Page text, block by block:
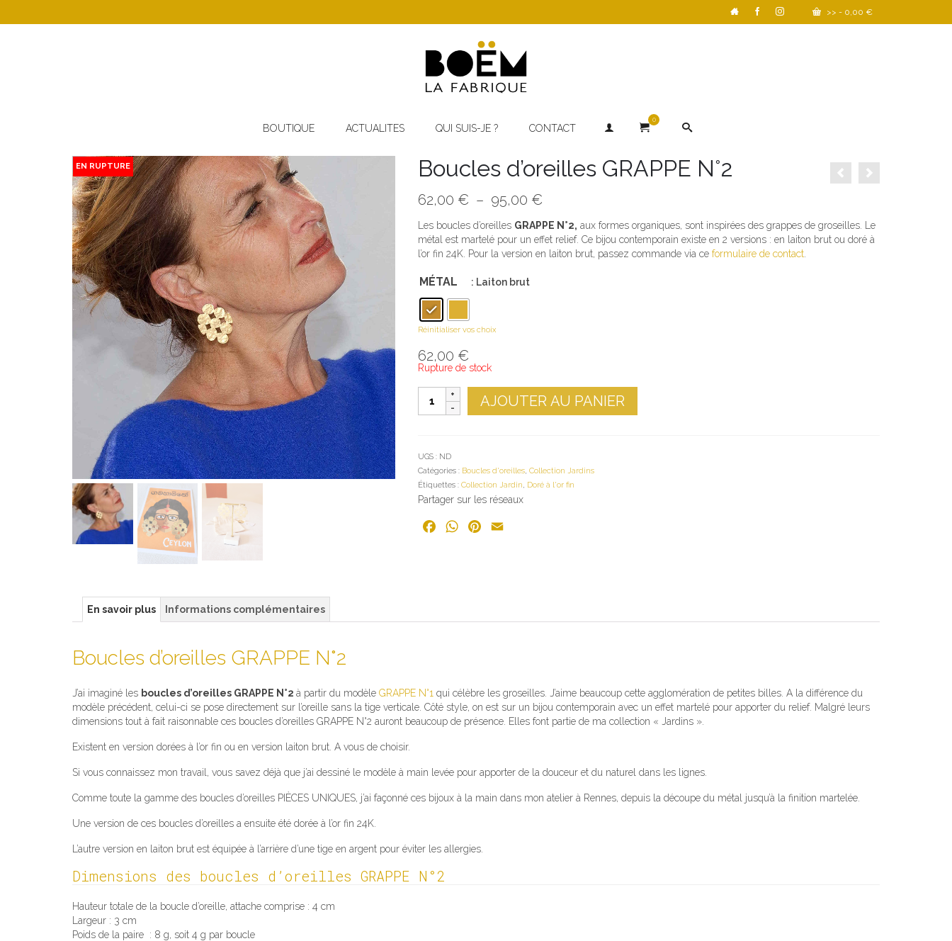
>> - 0,00 €
BOUTIQUE ACTUALITES QUI SUIS-JE ? CONTACT
0
EN RUPTURE Boucles d’oreilles GRAPPE N°2
62,00 € – 95,00 €Plage
prix :
62,00 €
à
Les boucles d’oreilles GRAPPE N°2, aux formes organiques, sont inspirées des grappes de groseilles. Le
métal est martelé pour un effet relief. Ce bijou contemporain existe en 2 versions : en laiton brut ou doré à
l’or fin 24K. Pour la version en laiton brut, passez commande via ce formulaire de contact.
MÉTAL : Laiton brut
Réinitialiser vos choix
62,00 €
Rupture de stock
quantité
de
AJOUTER AU PANIER
UGS : ND
Catégories : Boucles d'oreilles, Collection Jardins
Étiquettes : Collection Jardin, Doré à l'or fin
Partager sur les réseaux
FacebookWhatsApp
Pinterest
En savoir plus Informations complémentaires
Boucles d’oreilles GRAPPE N°2
J’ai imaginé les boucles d’oreilles GRAPPE N°2 à partir du modèle GRAPPE N°1 qui célèbre les groseilles. J’aime beaucoup cette agglomération de petites billes. A la différence du
modèle précédent, celui-ci se pose directement sur l’oreille sans la tige verticale. Côté style, on est sur un bijou contemporain avec un effet martelé pour apporter du relief. Malgré leurs
dimensions tout à fait raisonnable ces boucles d’oreilles GRAPPE N°2 auront beaucoup de présence. Elles font partie de ma collection « Jardins ».
Existent en version dorées à l’or fin ou en version laiton brut. A vous de choisir.
Si vous connaissez mon travail, vous savez déjà que j’ai dessiné le modèle à main levée pour apporter de la douceur et du naturel dans les lignes.
Comme toute la gamme des boucles d’oreilles PIÈCES UNIQUES, j’ai façonné ces bijoux à la main dans mon atelier à Rennes, depuis la découpe du métal jusqu’à la finition martelée.
Une version de ces boucles d’oreilles a ensuite été dorée à l’or fin 24K.
L’autre version en laiton brut est équipée à l’arrière d’une tige en argent pour éviter les allergies.
Dimensions des boucles d’oreilles GRAPPE N°2
Hauteur totale de la boucle d’oreille, attache comprise : 4 cm
Largeur : 3 cm
Poids de la paire : 8 g, soit 4 g par boucle